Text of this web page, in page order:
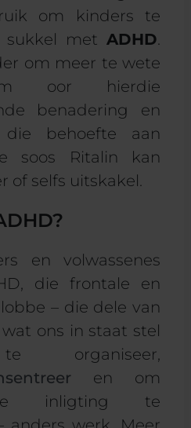
om kinders te
sukkel metADHD
om meer te wete
oor hierdie
benadering en
behoefte aan
soos Ritalin kan
of selfs uitskakel.
en volwassenes
die frontale en
– die dele van
ons in staat stel
organiseer,
en om
inligting te